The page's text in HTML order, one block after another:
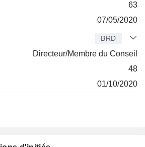
63
07/05/2020
BRD
Directeur/Membre du Conseil
48
01/10/2020